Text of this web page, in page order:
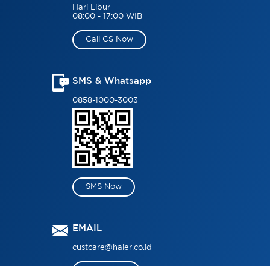
Hari Libur
08:00 - 17:00 WIB
Call CS Now
SMS & Whatsapp
0858-1000-3003
SMS Now
EMAIL
custcare@haier.co.id